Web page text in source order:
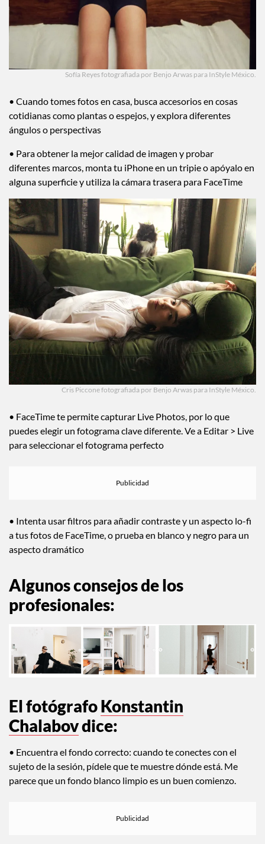
Sofía Reyes fotografiada por Benjo Arwas para InStyle México.
• Cuando tomes fotos en casa, busca accesorios en cosas
cotidianas como plantas o espejos, y explora diferentes
ángulos o perspectivas
• Para obtener la mejor calidad de imagen y probar
diferentes marcos, monta tu iPhone en un tripie o apóyalo en
alguna superficie y utiliza la cámara trasera para FaceTime
Cris Piccone fotografiada por Benjo Arwas para InStyle México.
• FaceTime te permite capturar Live Photos, por lo que
puedes elegir un fotograma clave diferente. Ve a Editar > Live
para seleccionar el fotograma perfecto
• Intenta usar filtros para añadir contraste y un aspecto lo-fi
a tus fotos de FaceTime, o prueba en blanco y negro para un
aspecto dramático
Algunos consejos de los
profesionales:
El fotógrafoKonstantin
Chalabovdice:
• Encuentra el fondo correcto: cuando te conectes con el
sujeto de la sesión, pídele que te muestre dónde está. Me
parece que un fondo blanco limpio es un buen comienzo.